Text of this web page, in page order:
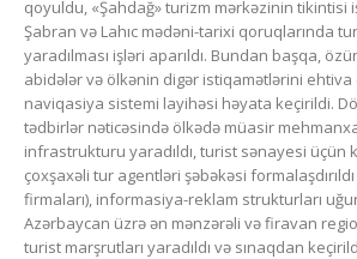
qoyuldu, «Şahdağ» turizm mərkəzinin tikintisi
Şabran və Lahıc mədəni-tarixi qoruqlarında
yaradılması işləri aparıldı. Bundan başqa,
abidələr və ölkənin digər istiqamətlərini ehtiva
naviqasiya sistemi layihəsi həyata keçirildi.
tədbirlər nəticəsində ölkədə müasir
infrastrukturu yaradıldı, turist sənayesi üçün
çoxşaxəli tur agentləri şəbəkəsi
firmaları), informasiya-reklam strukturları
Azərbaycan üzrə ən mənzərəli və firavan
turist marşrutları yaradıldı və sınaqdan